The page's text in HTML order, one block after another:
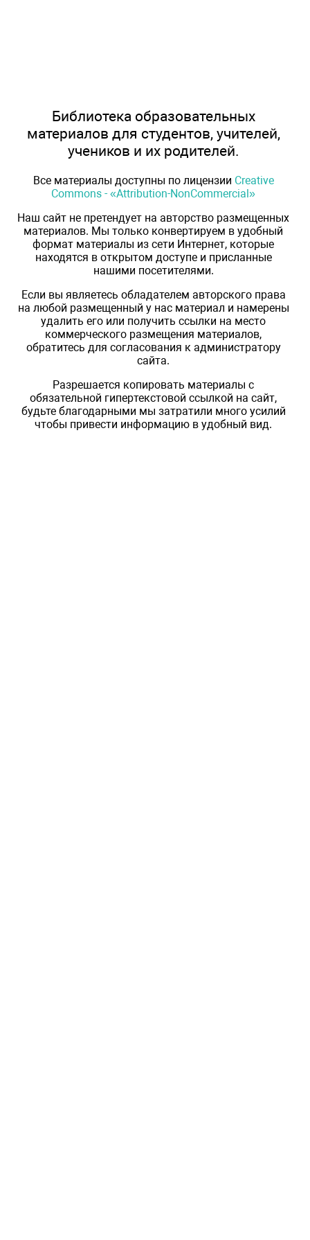
Библиотека образовательных
материалов для студентов, учителей,
учеников и их родителей.
Все материалы доступны по лицензии Creative
Commons - «Attribution-NonCommercial»
Наш сайт не претендует на авторство размещенных
материалов. Мы только конвертируем в удобный
формат материалы из сети Интернет, которые
находятся в открытом доступе и присланные
нашими посетителями.
Если вы являетесь обладателем авторского права
на любой размещенный у нас материал и намерены
удалить его или получить ссылки на место
коммерческого размещения материалов,
обратитесь для согласования к администратору
сайта.
Разрешается копировать материалы с
обязательной гипертекстовой ссылкой на сайт,
будьте благодарными мы затратили много усилий
чтобы привести информацию в удобный вид.